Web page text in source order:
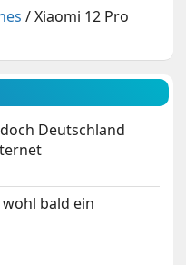
/Xiaomi 12 Pro
Deutschland
bald ein